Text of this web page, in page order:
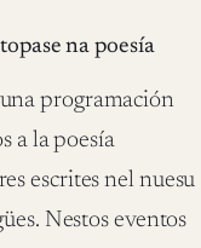
na poesía
programación
a la poesía
escrites nel nuesu
Nestos eventos